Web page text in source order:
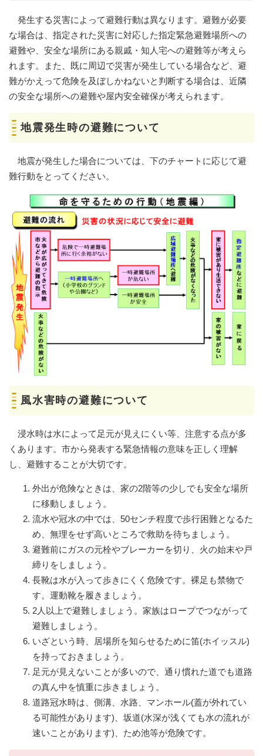
発生する災害によって避難行動は異なります。避難が必要
な場合は、指定された災害に対応した指定緊急避難場所への
避難や、安全な場所にある親戚・知人宅への避難等が考えら
れます。また、既に周辺で災害が発生している場合など、避
難がかえって危険を及ぼしかねないと判断する場合は、近隣
の安全な場所への避難や屋内安全確保が考えられます。
地震発生時の避難について
地震が発生した場合については、下のチャートに応じて避
難行動をとってください。
風水害時の避難について
浸水時は水によって足元が見えにくい等、注意する点が多
くあります。市から発表する緊急情報の意味を正しく理解
し、避難することが大切です。
外出が危険なときは、家の2階等の少しでも安全な場所
に移動しましょう。
流水や冠水の中では、50センチ程度で歩行困難となるた
め、無理をせず高いところで救助を待ちましょう。
避難前にガスの元栓やブレーカーを切り、火の始末や戸
締りをしましょう。
長靴は水が入って歩きにくく危険です。裸足も禁物で
す。運動靴を履きましょう。
2人以上で避難しましょう。家族はロープでつながって
避難しましょう。
いざという時、居場所を知らせるために笛(ホイッスル)
を持っておきましょう。
足元が見えないことが多いので、通り慣れた道でも道路
の真ん中を慎重に歩きましょう。
道路冠水時は、側溝、水路、マンホール(蓋が外れてい
る可能性があります)、坂道(水深が浅くても水の流れが
速いことがあります)、ため池等が危険です。